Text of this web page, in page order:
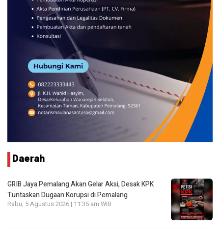
Daerah
GRIB Jaya Pemalang Akan Gelar Aksi, Desak KPK
Tuntaskan Dugaan Korupsi di Pemalang
Rabu, 5 Agustus 2026 | 11:35 am WIB